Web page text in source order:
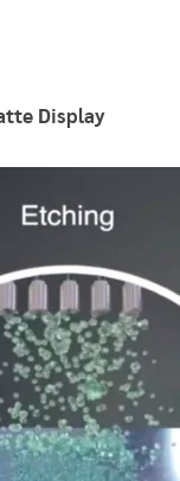
Display